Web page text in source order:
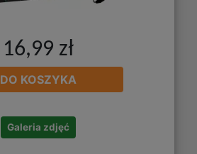
16,99 zł
DO KOSZYKA
Galeria zdjęć